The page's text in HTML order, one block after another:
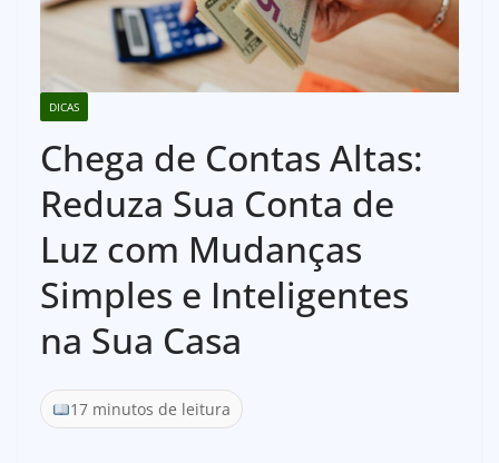
DICAS
Chega de Contas Altas:
Reduza Sua Conta de
Luz com Mudanças
Simples e Inteligentes
na Sua Casa
17 minutos de leitura